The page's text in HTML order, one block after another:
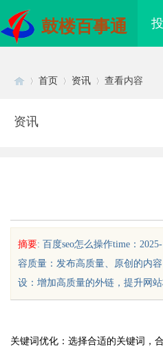
鼓楼百事通
sc
首页 资讯 查看内容
资讯
摘要: 百度seo怎么操作time：
容质量：发布高质量、原创的内
设：增加高质量的外链，提升网
关键词优化：选择合适的关键词，
配眼镜